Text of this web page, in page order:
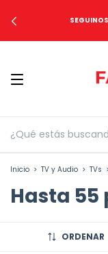
SEGUINOS
Inicio > TV y Audio > TVs
Hasta
ORDENAR